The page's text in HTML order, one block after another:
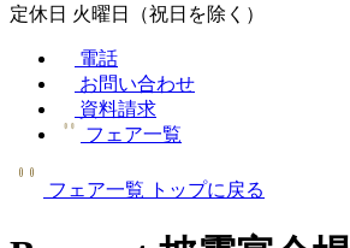
定休日 火曜日（祝日を除く）
電話
お問い合わせ
資料請求
フェア一覧
フェア一覧 トップに戻る